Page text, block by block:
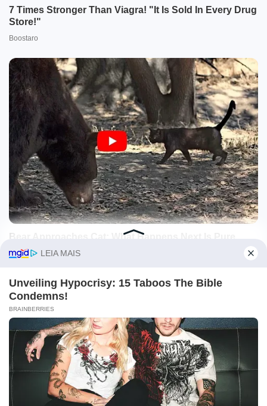
O site Campo Maior Em Foco utiliza cookies e outras
tecnologias semelhantes para recomendar conteúdo de seu
interesse. Ao prosseguir, você concorda com tal
monitoramento.Leia mais CONCORDO